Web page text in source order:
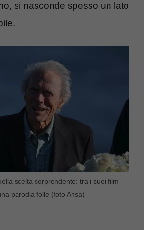
si nasconde spesso un lato
scelta sorprendente: tra i suoi film
parodia folle (foto Ansa) –